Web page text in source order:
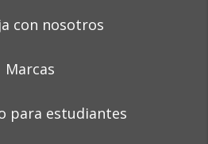
con nosotros
Marcas
para estudiantes